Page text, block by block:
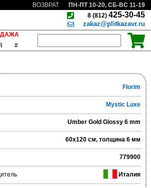
ВОЗВРАТ
ПН-ПТ 10-20, СБ-ВС 11-19
8 (812) 425-30-45
zakaz@plitkazavr.ru
#
Florim
Mystic Luxe
Umber Gold Glossy 6 mm
60x120 см, толщина 6 мм
779900
Италия